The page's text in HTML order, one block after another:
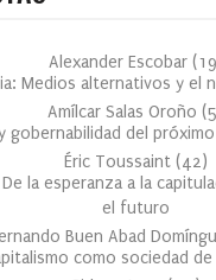
Alexander Escobar (19
Medios alternativos y el
Amílcar Salas Oroño (5
gobernabilidad del
Éric Toussaint (42)
la esperanza a la
el futuro
Buen Abad
como sociedad de